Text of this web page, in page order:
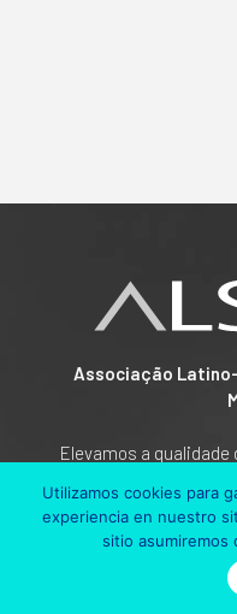
Associação
Elevamos a
redes de
Utilizamos cookies para
experiencia en nuestro
sitio asumiremos